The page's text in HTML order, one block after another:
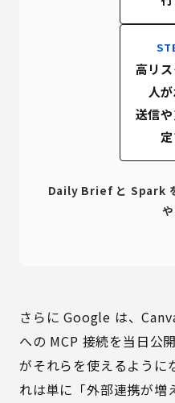
高リ
人
送信
Daily Brief と Spark
さらに Google は、
への MCP 接続を当日公
がそれらを使えるように
れは単に「外部連携が増